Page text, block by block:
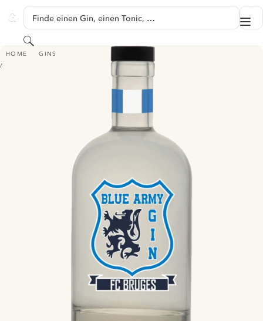
GINVENTORY
Finde einen Gin, einen Tonic, …
Suchen
HOME GINS
BLUE ARMY GIN - WHITE EDITION